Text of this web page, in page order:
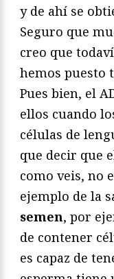
y de ahí se
Seguro que
creo que
hemos puesto
Pues bien, el
ellos cuando
células de
que decir que
como veis, no
ejemplo de la
semen, por
de contener
es capaz de